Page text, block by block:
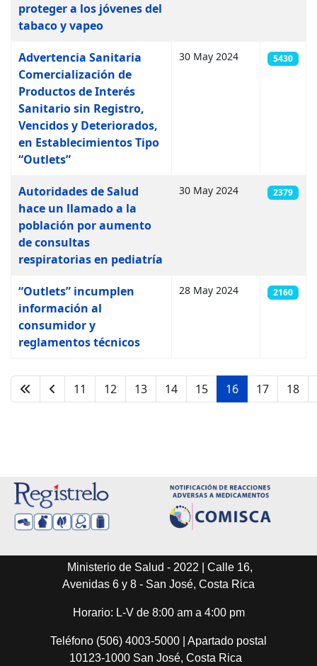
proteger a los jóvenes del
tabaco y vapeo
Advertencia Sanitaria
Comercialización de
Productos de Interés
Sanitario sin Registro,
Vencidos y Deteriorados,
en Establecimientos Tipo
“Outlets”
30 May 2024 5430
Autoridades de Salud
hace un llamado a la
población por aumento
de consultas
respiratorias en pediatría
30 May 2024 2379
“Outlets” incumplen
información al
consumidor y
reglamentos técnicos
28 May 2024 2160
Página 16 de 28
11 12 13 14 15 16 17 18
Ministerio de Salud - 2022 | Calle 16,
Avenidas 6 y 8 - San José, Costa Rica
Horario: L-V de 8:00 am a 4:00 pm
Teléfono (506) 4003-5000 | Apartado postal
10123-1000 San José, Costa Rica